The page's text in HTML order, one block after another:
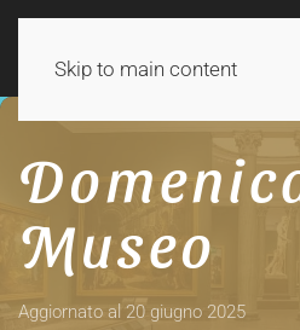
Skip to main content
Museo
Aggiornato al 20 giugno 2025